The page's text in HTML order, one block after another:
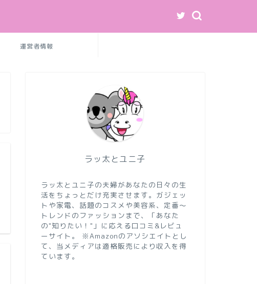
運営者情報
ラッ太とユニ子
ラッ太とユニ子の夫婦があなたの日々の生
活をちょっとだけ充実させます。ガジェッ
トや家電、話題のコスメや美容系、定番〜
トレンドのファッションまで、「あなた
の"知りたい！"」に応える口コミ&レビュ
ーサイト。 ※Amazonのアソシエイトとし
て、当メディアは適格販売により収入を得
ています。